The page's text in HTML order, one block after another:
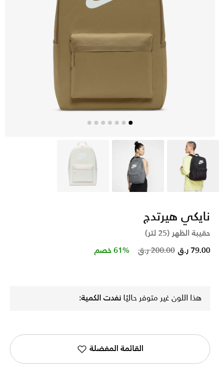
أسود رمادي ايفوري
نايكي هيرتدج
حقيبة الظهر (25 لتر)
Price reduced from
200.00 ر.ق to 79.00 ر.ق 61% خصم
هذا اللون غير متوفر حاليًا نفدت الكمية:
القائمة المفضلة